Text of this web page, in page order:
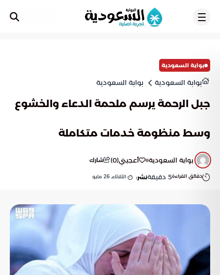
بوابة السعودية
بوابة السعودية بوابة السعودية
جبل الرحمة يرسم ملحمة الدعاء والخشوع
وسط منظومة خدمات متكاملة
بوابة السعودية أعجبني(
0
) شارك
دقائق القراءة5 دقيقةنشر: الثلاثاء, 26 مايو